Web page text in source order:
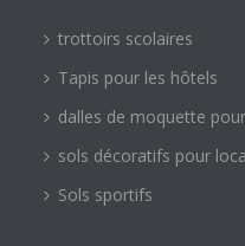
trottoirs scolaires
Tapis pour les hôtels
dalles de moquette
sols décoratifs pour
Sols sportifs